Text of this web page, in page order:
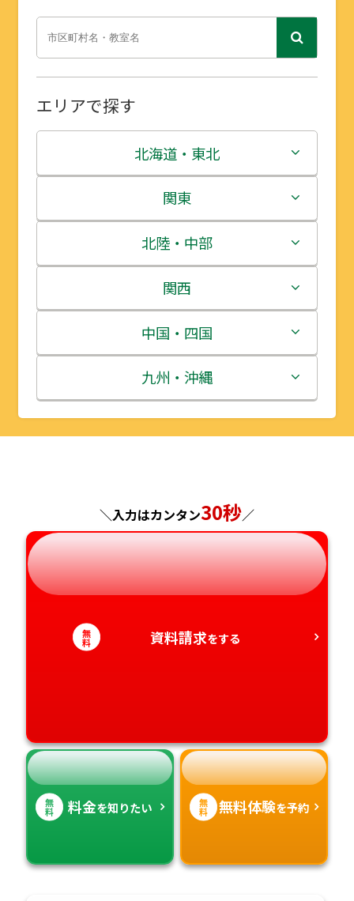
エリアで探す
北海道・東北
北海道
青森県
岩手県
宮城県
秋田県
山形県
関東
茨城県
栃木県
群馬県
埼玉県
千葉県
神奈川県
北陸・中部
新潟県
富山県
石川県
福井県
長野県
岐阜県
静岡県
愛知県
関西
三重県
滋賀県
京都府
兵庫県
奈良県
和歌山県
中国・四国
鳥取県
島根県
広島県
山口県
徳島県
香川県
九州・沖縄
福岡県
長崎県
熊本県
大分県
宮崎県
＼入力はカンタン30秒／
無
料 資料請求をする
無
料 料金を知りたい 無
料 無料体験を予約